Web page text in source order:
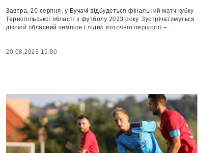
Завтра, 20 серпня, у Бучачі відбудеться фінальний матч кубку
Тернопільської області з футболу 2023 року. Зустрічатимуться
діючий обласний чемпіон і лідер поточної першості –...
20.08.2023 15:00